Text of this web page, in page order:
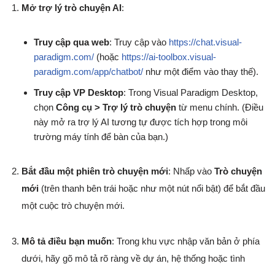
Mở trợ lý trò chuyện AI:
Truy cập qua web: Truy cập vào https://chat.visual-
paradigm.com/ (hoặc https://ai-toolbox.visual-
paradigm.com/app/chatbot/ như một điểm vào thay thế).
Truy cập VP Desktop: Trong Visual Paradigm Desktop,
chọn Công cụ > Trợ lý trò chuyện từ menu chính. (Điều
này mở ra trợ lý AI tương tự được tích hợp trong môi
trường máy tính để bàn của bạn.)
Bắt đầu một phiên trò chuyện mới: Nhấp vào Trò chuyện
mới (trên thanh bên trái hoặc như một nút nổi bật) để bắt đầu
một cuộc trò chuyện mới.
Mô tả điều bạn muốn: Trong khu vực nhập văn bản ở phía
dưới, hãy gõ mô tả rõ ràng về dự án, hệ thống hoặc tình